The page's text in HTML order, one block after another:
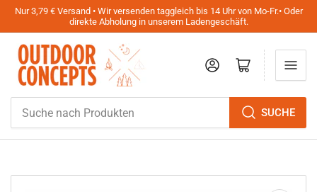
Nur 3,79 € Versand • Wir versenden taggleich bis 14 Uhr von Mo-Fr.• Oder
direkte Abholung in unserem Ladengeschäft.
nach
Produkten
SUCHE
AnmeldenMini-Warenkorb öffnen